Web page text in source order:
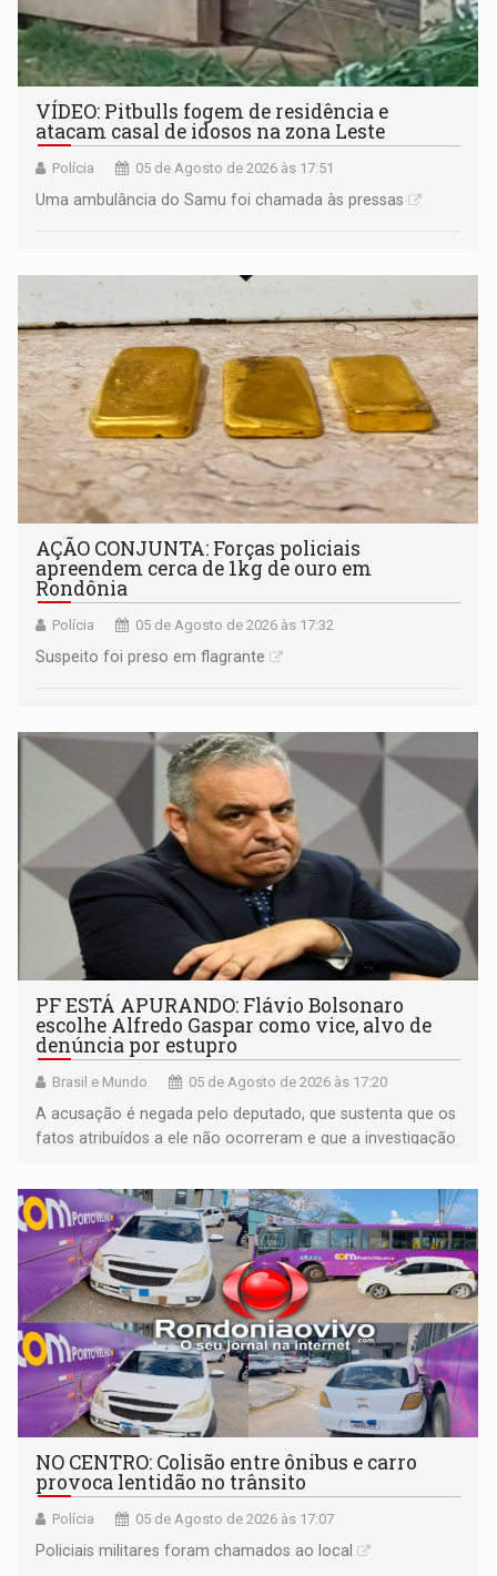
VÍDEO: Pitbulls fogem de residência e
atacam casal de idosos na zona Leste
Polícia 05 de Agosto de 2026 às 17:51
Uma ambulância do Samu foi chamada às pressas
AÇÃO CONJUNTA: Forças policiais
apreendem cerca de 1kg de ouro em
Rondônia
Polícia 05 de Agosto de 2026 às 17:32
Suspeito foi preso em flagrante
PF ESTÁ APURANDO: Flávio Bolsonaro
escolhe Alfredo Gaspar como vice, alvo de
denúncia por estupro
Brasil e Mundo 05 de Agosto de 2026 às 17:20
A acusação é negada pelo deputado, que sustenta que os
fatos atribuídos a ele não ocorreram e que a investigação
NO CENTRO: Colisão entre ônibus e carro
provoca lentidão no trânsito
Polícia 05 de Agosto de 2026 às 17:07
Policiais militares foram chamados ao local